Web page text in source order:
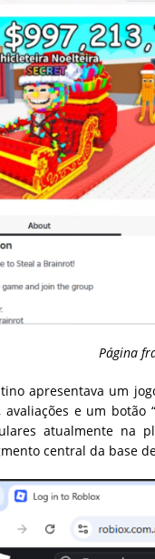
Página
apresentava um
avaliações e um
atualmente na
central da base